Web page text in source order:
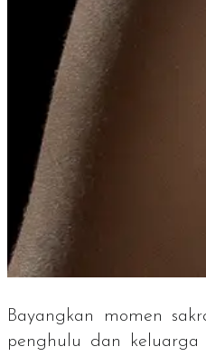
Bayangkan momen
penghulu dan